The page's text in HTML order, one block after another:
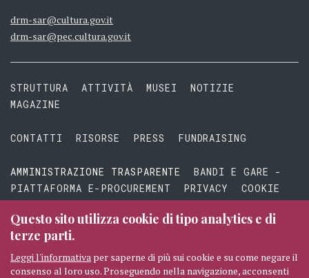
drm-sar@cultura.gov.it
drm-sar@pec.cultura.gov.it
STRUTTURA ATTIVITÀ MUSEI
NOTIZIE
MAGAZINE
CONTATTI RISORSE PRESS FUNDRAISING
AMMINISTRAZIONE TRASPARENTE
BANDI E GARE -
PIATTAFORMA E-PROCUREMENT
PRIVACY
COOKIE
TERMINI E CONDIZIONI
Questo sito utilizza cookie di tipo analytics e di
terze parti.
Leggi l'informativa per saperne di più sui cookie e su come negare il
consenso al loro uso. Proseguendo nella navigazione, acconsenti